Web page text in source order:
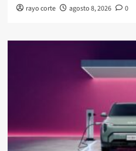
rayo corte agosto 8, 2026 0